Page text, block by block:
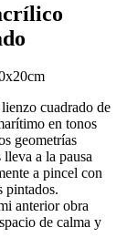
cuadrado de
en tonos
geometrías
a la pausa
a pincel con
pintados.
anterior obra
de calma y